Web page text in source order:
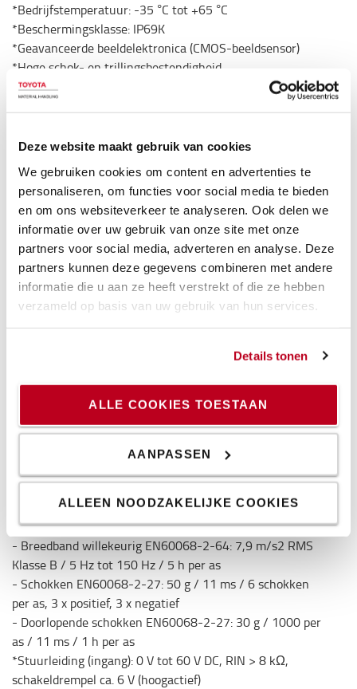
Deze website maakt gebruik van cookies
We gebruiken cookies om content en advertenties te
personaliseren, om functies voor social media te bieden
en om ons websiteverkeer te analyseren. Ook delen we
informatie over uw gebruik van onze site met onze
partners voor social media, adverteren en analyse. Deze
partners kunnen deze gegevens combineren met andere
informatie die u aan ze heeft verstrekt of die ze hebben
verzameld op basis van uw gebruik van hun services.
Details tonen
ALLE COOKIES TOESTAAN
AANPASSEN
ALLEEN NOODZAKELIJKE COOKIES
*Bedrijfstemperatuur: -35 °C tot +65 °C
*Beschermingsklasse: IP69K
*Geavanceerde beeldelektronica (CMOS-beeldsensor)
*Hoge schok- en trillingsbestendigheid
*Hoge gevoeligheid voor licht
*Gewicht: Ca. 0,25 kg
*Aansluitkabel: 0,7 m gegoten, waterdichte M12/5-
polige connector
---
De monitor:
*Monitorformaat: 7”
*Beschermingsklasse: IP 30
*Bedrijfstemperatuur: -30 °C tot +80 °C
*Voedingsspanning: 12 V…48 V DC (9 V…60 V DC)
glastype 5 mm x 20 mm (in aansluitkabel)
*Schermafmetingen: Diagonaal 17,8 cm, 16:9-
verhouding
*Resolutie in pixels: H800 x 3 (RGB) x V480 pixels
*Schokbestendigheid / Trillingsbestendigheid:
- Trillingen EN60068-2-6: 5 g (60 Hz tot 500 Hz) / 0,35
mm (10 Hz tot 60 Hz) / 2 h per as
- Breedband willekeurig EN60068-2-64: 7,9 m/s2 RMS
Klasse B / 5 Hz tot 150 Hz / 5 h per as
- Schokken EN60068-2-27: 50 g / 11 ms / 6 schokken
per as, 3 x positief, 3 x negatief
- Doorlopende schokken EN60068-2-27: 30 g / 1000 per
as / 11 ms / 1 h per as
*Stuurleiding (ingang): 0 V tot 60 V DC, RIN > 8 kΩ,
schakeldrempel ca. 6 V (hoogactief)